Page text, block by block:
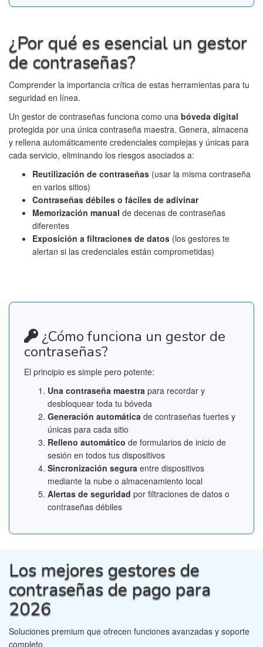
¿Por qué es esencial un gestor
de contraseñas?
Comprender la importancia crítica de estas herramientas para tu
seguridad en línea.
Un gestor de contraseñas funciona como una bóveda digital
protegida por una única contraseña maestra. Genera, almacena
y rellena automáticamente credenciales complejas y únicas para
cada servicio, eliminando los riesgos asociados a:
Reutilización de contraseñas (usar la misma contraseña
en varios sitios)
Contraseñas débiles o fáciles de adivinar
Memorización manual de decenas de contraseñas
diferentes
Exposición a filtraciones de datos (los gestores te
alertan si las credenciales están comprometidas)
¿Cómo funciona un gestor de
contraseñas?
El principio es simple pero potente:
Una contraseña maestra para recordar y
desbloquear toda tu bóveda
Generación automática de contraseñas fuertes y
únicas para cada sitio
Relleno automático de formularios de inicio de
sesión en todos tus dispositivos
Sincronización segura entre dispositivos
mediante la nube o almacenamiento local
Alertas de seguridad por filtraciones de datos o
contraseñas débiles
Los mejores gestores de
contraseñas de pago para
2026
Soluciones premium que ofrecen funciones avanzadas y soporte
completo.